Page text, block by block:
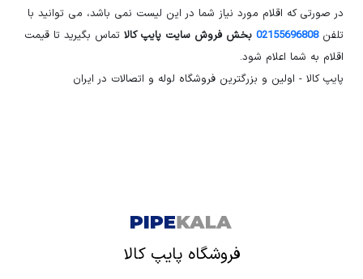
در صورتی که اقلام مورد نیاز شما در این لیست نمی باشد، می توانید با
تلفن02155696808 بخش فروش سایت پایپ کالا تماس بگیرید تا قیمت
اقلام به شما اعلام شود.
پایپ کالا - اولین و بزرگترین فروشگاه لوله و اتصالات در ایران
فروشگاه پایپ کالا